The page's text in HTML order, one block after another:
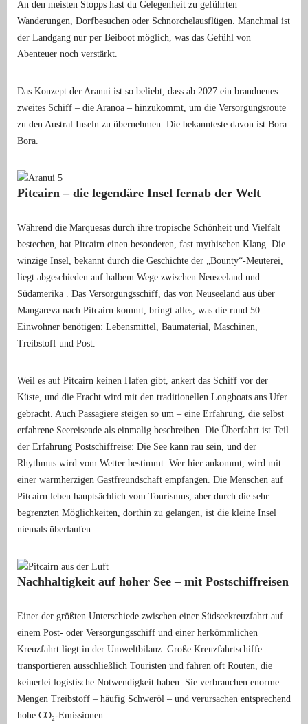
An den meisten Stopps hast du Gelegenheit zu geführten
Wanderungen, Dorfbesuchen oder Schnorchelausflügen. Manchmal ist
der Landgang nur per Beiboot möglich, was das Gefühl von
Abenteuer noch verstärkt.
Das Konzept der Aranui ist so beliebt, dass ab 2027 ein brandneues
zweites Schiff – die Aranoa – hinzukommt, um die Versorgungsroute
zu den Austral Inseln zu übernehmen. Die bekannteste davon ist Bora
Bora.
Pitcairn – die legendäre Insel fernab der Welt
Während die Marquesas durch ihre tropische Schönheit und Vielfalt
bestechen, hat Pitcairn einen besonderen, fast mythischen Klang. Die
winzige Insel, bekannt durch die Geschichte der „Bounty“-Meuterei,
liegt abgeschieden auf halbem Wege zwischen Neuseeland und
Südamerika . Das Versorgungsschiff, das von Neuseeland aus über
Mangareva nach Pitcairn kommt, bringt alles, was die rund 50
Einwohner benötigen: Lebensmittel, Baumaterial, Maschinen,
Treibstoff und Post.
Weil es auf Pitcairn keinen Hafen gibt, ankert das Schiff vor der
Küste, und die Fracht wird mit den traditionellen Longboats ans Ufer
gebracht. Auch Passagiere steigen so um – eine Erfahrung, die selbst
erfahrene Seereisende als einmalig beschreiben. Die Überfahrt ist Teil
der Erfahrung Postschiffreise: Die See kann rau sein, und der
Rhythmus wird vom Wetter bestimmt. Wer hier ankommt, wird mit
einer warmherzigen Gastfreundschaft empfangen. Die Menschen auf
Pitcairn leben hauptsächlich vom Tourismus, aber durch die sehr
begrenzten Möglichkeiten, dorthin zu gelangen, ist die kleine Insel
niemals überlaufen.
Nachhaltigkeit auf hoher See – mit Postschiffreisen
Einer der größten Unterschiede zwischen einer Südseekreuzfahrt auf
einem Post- oder Versorgungsschiff und einer herkömmlichen
Kreuzfahrt liegt in der Umweltbilanz. Große Kreuzfahrtschiffe
transportieren ausschließlich Touristen und fahren oft Routen, die
keinerlei logistische Notwendigkeit haben. Sie verbrauchen enorme
Mengen Treibstoff – häufig Schweröl – und verursachen entsprechend
hohe CO₂-Emissionen.